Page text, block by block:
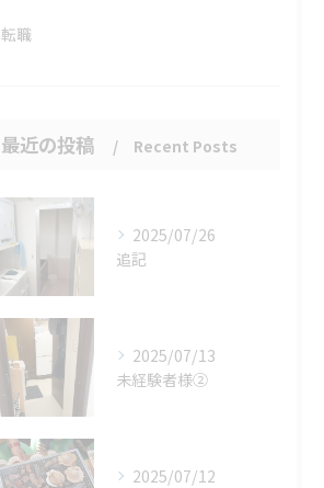
転職
最近の投稿 Recent Posts
2025/07/26
追記
2025/07/13
未経験者様②
2025/07/12